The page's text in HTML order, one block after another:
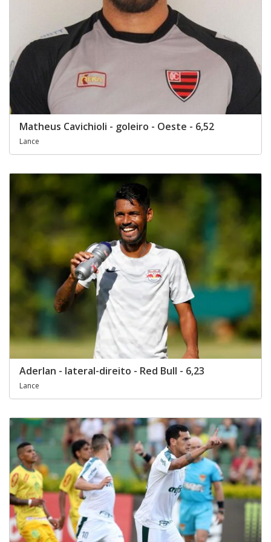
Matheus Cavichioli - goleiro - Oeste - 6,52
Lance
Aderlan - lateral-direito - Red Bull - 6,23
Lance